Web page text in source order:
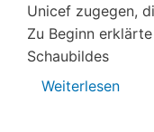
Unicef zugegen,
Zu Beginn
Schaubildes
Weiterlesen